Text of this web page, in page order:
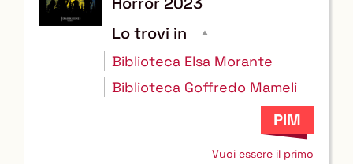
Lo trovi in
Biblioteca Elsa Morante
Biblioteca Goffredo Mameli
Vuoi essere il primo